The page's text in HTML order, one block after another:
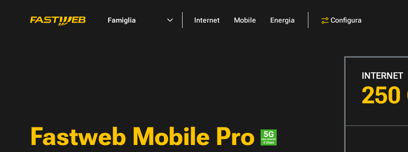
Famiglia Internet Mobile Energia Configura
Fastweb Mobile Pro
INTERNET
250